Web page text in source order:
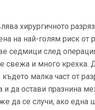
хирургичното
на най-голям риск от
седмици след
свежа и много крехка.
малка част от
и да остави празнина
да се случи, ако една